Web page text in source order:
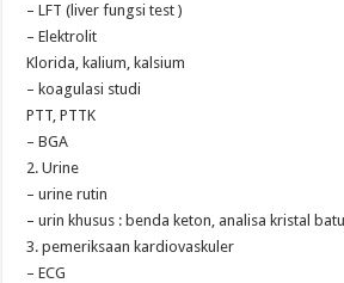
– LFT (liver fungsi test )
– Elektrolit
Klorida, kalium, kalsium
– koagulasi studi
PTT, PTTK
– BGA
2. Urine
– urine rutin
– urin khusus : benda keton, analisa kristal batu
3. pemeriksaan kardiovaskuler
– ECG